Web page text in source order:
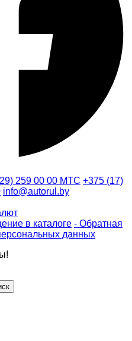
259 00 00 МТС +375 (17)
info@autorul.by
в каталоге - Обратная
данных